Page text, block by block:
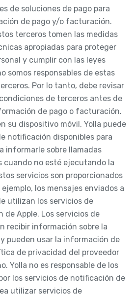
de soluciones de pago para
de pago y/o facturación.
terceros tomen las medidas
apropiadas para proteger
y cumplir con las leyes
somos responsables de estas
Por lo tanto, debe revisar
de terceros antes de
de pago o facturación.
su dispositivo móvil, Yolla puede
notificación disponibles para
informarle sobre llamadas
cuando no esté ejecutando la
servicios son proporcionados
los mensajes enviados a
utilizan los servicios de
de Apple. Los servicios de
recibir información sobre la
pueden usar la información de
de privacidad del proveedor
Yolla no es responsable de los
los servicios de notificación de
utilizar servicios de